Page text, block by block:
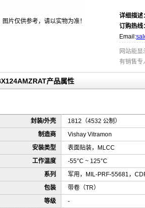
图片仅供参考，请以实物为准！
详细描述：
订购热线：
Email:
网站能
有销售专
产品属性
封装/外壳
1812（4532 公制）
制造商
Vishay Vitramon
安装类型
表面贴装，MLCC
工作温度
-55°C ~ 125°C
系列
军用，MIL-PRF-55681，
包装
带卷（TR）
等级
-